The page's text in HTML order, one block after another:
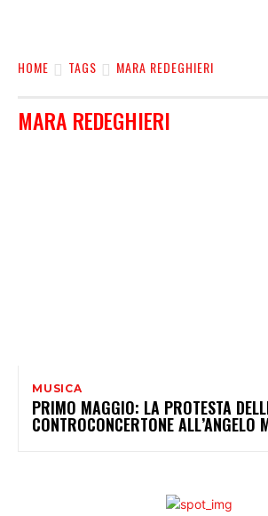
HOME TAGS MARA REDEGHIERI
MARA REDEGHIERI
MUSICA
PRIMO MAGGIO: LA PROTESTA
CONTROCONCERTONE